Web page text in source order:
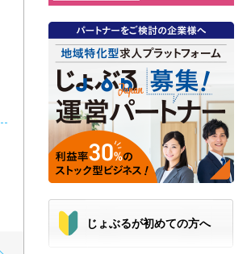
じょぶるが初めての方へ